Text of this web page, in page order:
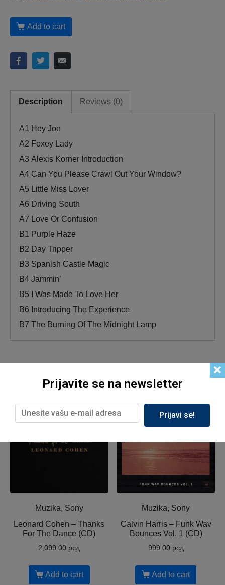
Add to cart
Description Reviews (0)
A1
Hey Joe
A2 Foxey Lady
A3 Alexis Korner Introduction
A4 Can You Please Crawl Out Your Window?
A5 Little Miss Lover
A6 Driving South
A7 Love Or Confusion
B1
Purple Haze
B2 Day Tripper
B3 Spanish Castle Magic
B4 Jammin’
B5
I Was Made To Love Her
B6 Introducing The Experience
B7 The Burning Of The Midnight Lamp
Related products
Muzika, Sony
Leonard Cohen ‎– Thanks
For The Dance (CD)
2,099.00 рсд
Add to cart
Muzika, Sony
Calvin Harris ‎– Funk Wav
Bounces Vol. 1 (CD)
999.00 рсд
Add to cart
Prijavite se na newsletter
Prijavi se!